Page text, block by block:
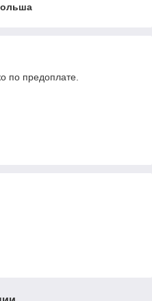
по предоплате.